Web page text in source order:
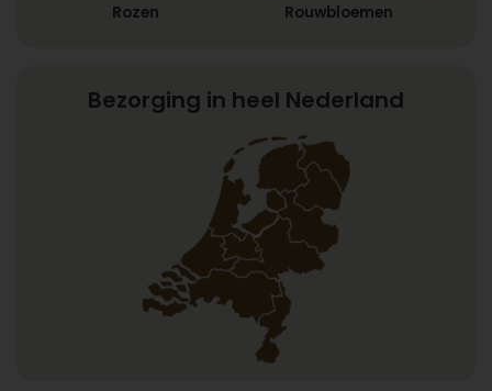
Rozen Rouwbloemen
Bezorging in heel Nederland